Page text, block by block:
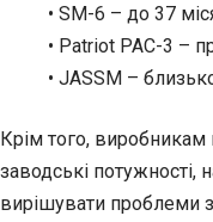
• SM-6 – до 37
• Patriot PAC-3 –
• JASSM –
Крім того,
заводські потужності,
вирішувати проблеми